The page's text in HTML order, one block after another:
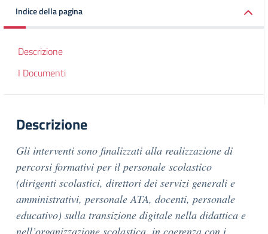
Indice della pagina
Descrizione
I Documenti
Descrizione
Gli interventi sono finalizzati alla realizzazione di
percorsi formativi per il personale scolastico
(dirigenti scolastici, direttori dei servizi generali e
amministrativi, personale ATA, docenti, personale
educativo) sulla transizione digitale nella didattica e
nell’organizzazione scolastica, in coerenza con i